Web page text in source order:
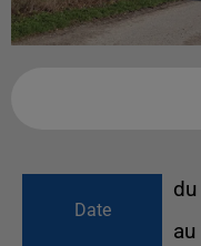
Date
du
au